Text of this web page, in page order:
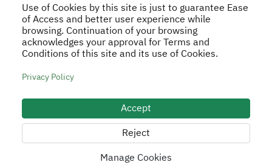
Use of Cookies by this site is just to guarantee Ease
of Access and better user experience while
browsing. Continuation of your browsing
acknowledges your approval for Terms and
Conditions of this site and its use of Cookies.
Privacy Policy
Accept
Reject
Manage Cookies
Secure Usage Policy Privacy Policy
Service Level
2026
Developed and Operated by the Real Estate General
Authority